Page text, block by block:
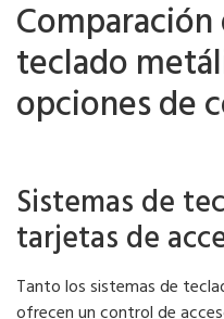
teclado
opciones de
Sistemas de
tarjetas de
Tanto los sistemas de
ofrecen un control de